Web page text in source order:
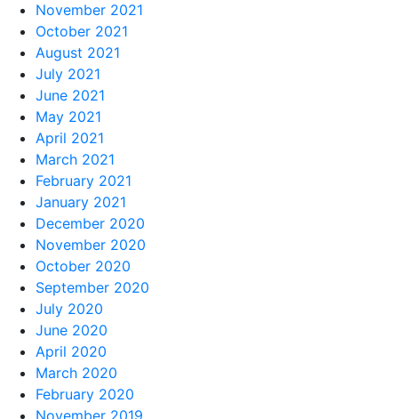
November 2021
October 2021
August 2021
July 2021
June 2021
May 2021
April 2021
March 2021
February 2021
January 2021
December 2020
November 2020
October 2020
September 2020
July 2020
June 2020
April 2020
March 2020
February 2020
November 2019